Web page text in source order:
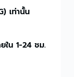
เท่านั้น
ยใน 1-24 ชม.